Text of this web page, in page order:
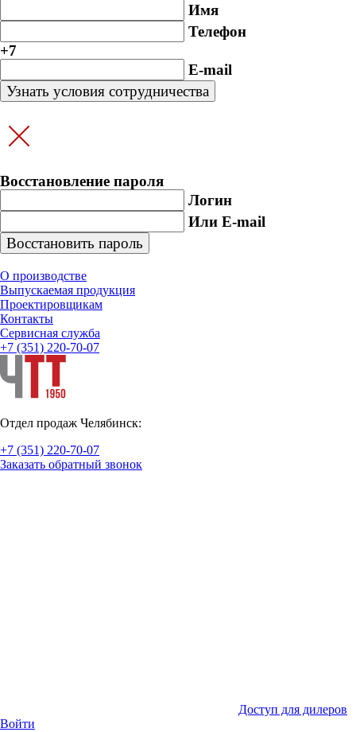
Имя
Телефон
+7
E-mail
Восстановление пароля
Логин
Или E-mail
О производстве
Выпускаемая продукция
Проектировщикам
Контакты
Cервисная служба
+7 (351) 220-70-07
Отдел продаж Челябинск:
+7 (351) 220-70-07
Заказать обратный звонок
Доступ для дилеров
Войти